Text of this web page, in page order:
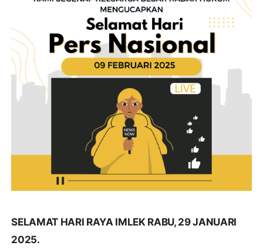
SELAMAT HARI RAYA IMLEK RABU, 29 JANUARI
2025.